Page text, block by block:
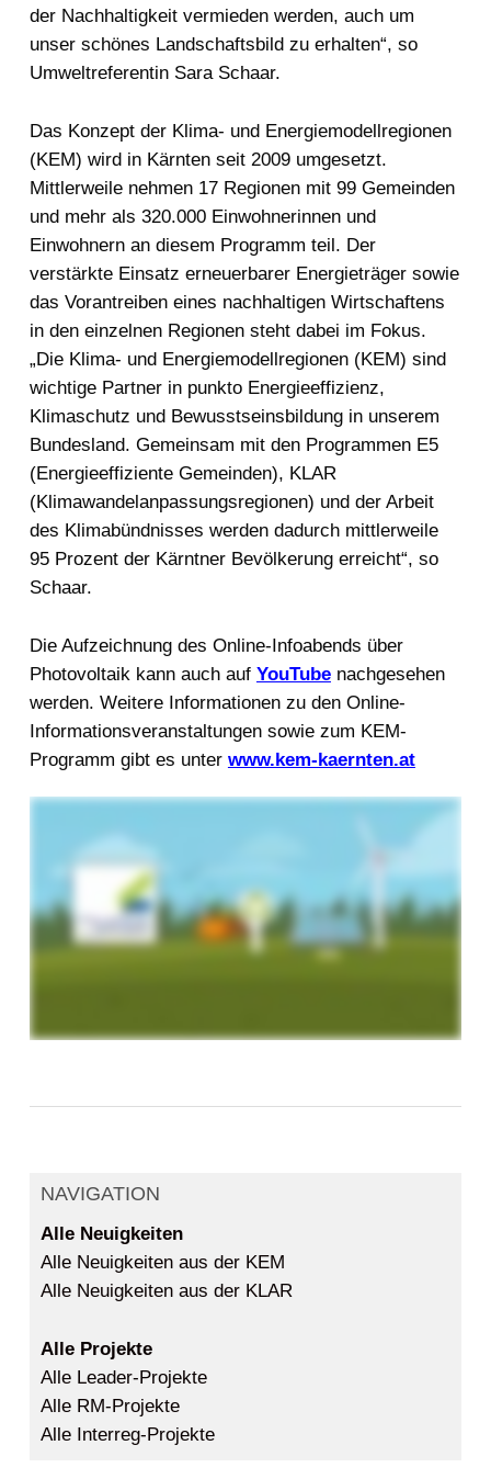
der Nachhaltigkeit vermieden werden, auch um
unser schönes Landschaftsbild zu erhalten“, so
Umweltreferentin Sara Schaar.
Das Konzept der Klima- und Energiemodellregionen
(KEM) wird in Kärnten seit 2009 umgesetzt.
Mittlerweile nehmen 17 Regionen mit 99 Gemeinden
und mehr als 320.000 Einwohnerinnen und
Einwohnern an diesem Programm teil. Der
verstärkte Einsatz erneuerbarer Energieträger sowie
das Vorantreiben eines nachhaltigen Wirtschaftens
in den einzelnen Regionen steht dabei im Fokus.
„Die Klima- und Energiemodellregionen (KEM) sind
wichtige Partner in punkto Energieeffizienz,
Klimaschutz und Bewusstseinsbildung in unserem
Bundesland. Gemeinsam mit den Programmen E5
(Energieeffiziente Gemeinden), KLAR
(Klimawandelanpassungsregionen) und der Arbeit
des Klimabündnisses werden dadurch mittlerweile
95 Prozent der Kärntner Bevölkerung erreicht“, so
Schaar.
Die Aufzeichnung des Online-Infoabends über
Photovoltaik kann auch auf YouTubenachgesehen
werden. Weitere Informationen zu den Online-
Informationsveranstaltungen sowie zum KEM-
Programm gibt es unter www.kem-kaernten.at
NAVIGATION
Alle Neuigkeiten
Alle Neuigkeiten aus der KEM
Alle Neuigkeiten aus der KLAR
Alle Projekte
Alle Leader-Projekte
Alle RM-Projekte
Alle Interreg-Projekte